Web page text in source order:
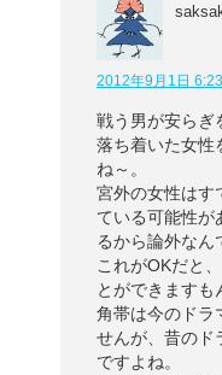
2012年9月1日
戦う男が安らぎ
落ち着いた女性
ね～。
宮外の女性はす
ている可能性が
るから論外なん
これがOKだと
とができますも
角帯は今のドラ
せんが、昔のド
ですよね。